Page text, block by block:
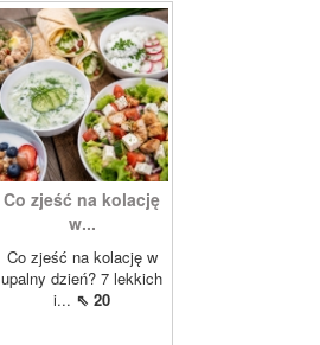
Co zjeść na kolację
w...
Co zjeść na kolację w
upalny dzień? 7 lekkich
i... ⇖ 20